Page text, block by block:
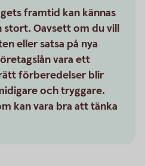
framtid kan kännas
stort. Oavsett om du vill
eller satsa på nya
vara ett
förberedelser blir
och tryggare.
kan vara bra att tänka